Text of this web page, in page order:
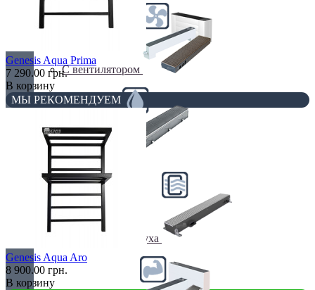
С вентилятором
С дренажем
С притоком воздуха
Genesis Aqua Prima
7 290.00 грн.
В корзину
МЫ РЕКОМЕНДУЕМ
Genesis Aqua Aro
8 900.00 грн.
В корзину